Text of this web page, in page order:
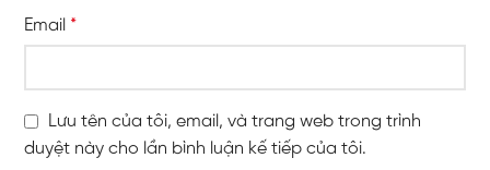
Email *
Lưu tên của tôi, email, và trang web trong trình
duyệt này cho lần bình luận kế tiếp của tôi.